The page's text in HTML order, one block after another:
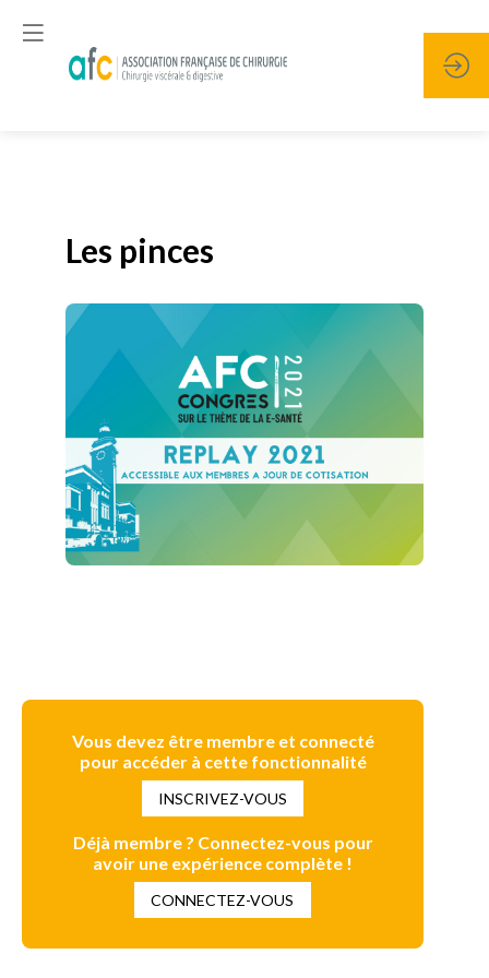
Les pinces
Vous devez être membre et connecté
pour accéder à cette fonctionnalité
INSCRIVEZ-VOUS
Déjà membre ? Connectez-vous pour
avoir une expérience complète !
CONNECTEZ-VOUS